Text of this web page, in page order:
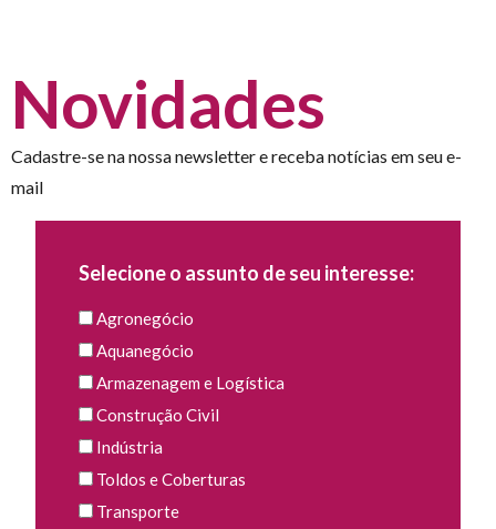
Novidades
Cadastre-se na nossa newsletter e receba notícias em seu e-
mail
Selecione o assunto de seu interesse:
Agronegócio
Aquanegócio
Armazenagem e Logística
Construção Civil
Indústria
Toldos e Coberturas
Transporte